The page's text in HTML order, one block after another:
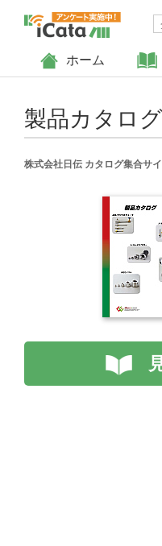
ホーム
製品カタログ
株式会社日伝 カタログ集合サ